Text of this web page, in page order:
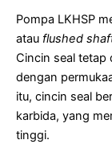
Pompa LKHSP
atau flushed
Cincin seal tetap
dengan
itu, cincin seal
karbida, yang
tinggi.